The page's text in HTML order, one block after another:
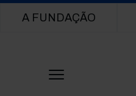
Main navigation
A FUNDAÇÃO